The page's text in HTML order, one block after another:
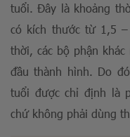
tuổi. Đây là khoảng
có kích thước từ 1,5
thời, các bộ phận
đầu thành hình. Do
tuổi được chỉ định là
chứ không phải dùng